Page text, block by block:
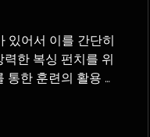
있어서 이를 간단히
한 복싱 펀치를 위
통한 훈련의 활용